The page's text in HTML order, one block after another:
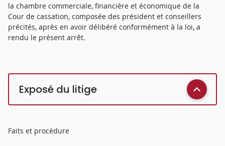
la chambre commerciale, financière et économique de la
Cour de cassation, composée des président et conseillers
précités, après en avoir délibéré conformément à la loi, a
rendu le présent arrêt.
Exposé du litige
Faits et procédure